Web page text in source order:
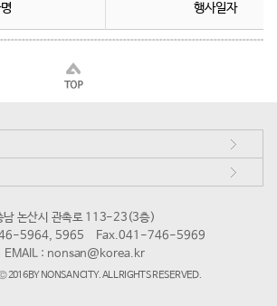
행사일자
남 논산시 관촉로 113-23(3층)
5964, 5965
Fax.041-746-5969
EMAIL : nonsan@korea.kr
2016 BY NONSAN CITY. ALL RIGHTS RESERVED.